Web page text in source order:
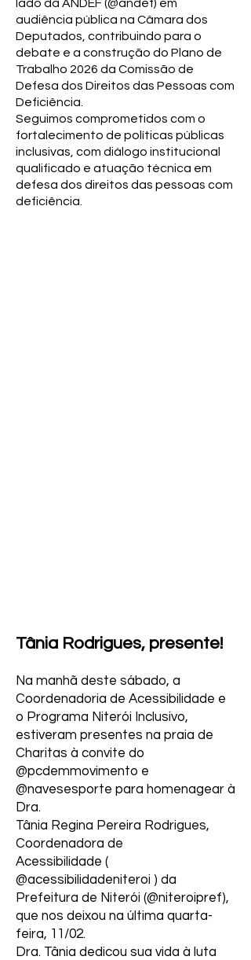
lado da ANDEF (@andef) em
audiência pública na Câmara dos
Deputados, contribuindo para o
debate e a construção do Plano de
Trabalho 2026 da Comissão de
Defesa dos Direitos das Pessoas com
Deficiência.
Seguimos comprometidos com o
fortalecimento de políticas públicas
inclusivas, com diálogo institucional
qualificado e atuação técnica em
defesa dos direitos das pessoas com
deficiência.
Tânia Rodrigues, presente!
Na manhã deste sábado, a
Coordenadoria de Acessibilidade e
o Programa Niterói Inclusivo,
estiveram presentes na praia de
Charitas à convite do
@pcdemmovimento e
@navesesporte para homenagear à
Dra.
Tânia Regina Pereira Rodrigues,
Coordenadora de
Acessibilidade (
@acessibilidadeniteroi ) da
Prefeitura de Niterói (@niteroipref),
que nos deixou na última quarta-
feira, 11/02.
Dra. Tânia dedicou sua vida à luta